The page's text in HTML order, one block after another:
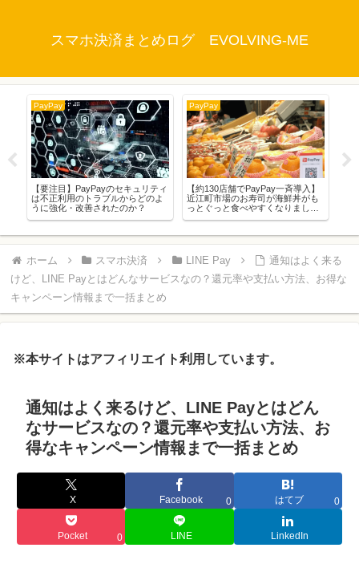
スマホ決済まとめログ EVOLVING-ME
PayPay
【要注目】PayPayのセキュリティ
は不正利用のトラブルからどのよ
うに強化・改善されたのか？
PayPay
【約130店舗でPayPay一斉導入】
近江町市場のお寿司が海鮮丼がも
っとぐっと食べやすくなりまし
【
ホーム スマホ決済 LINE Pay
通知はよく来る
けど、LINE Payとはどんなサービスなの？還元率や支払い方法、お得な
キャンペーン情報まで一括まとめ
※本サイトはアフィリエイト利用しています。
通知はよく来るけど、LINE Payとはどん
なサービスなの？還元率や支払い方法、お
得なキャンペーン情報まで一括まとめ
X Facebook 0 はてブ 0
Pocket 0 LINE LinkedIn